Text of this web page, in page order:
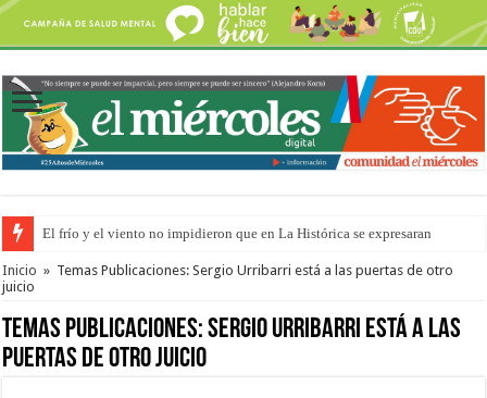
El frío y el viento no impidieron que en La Histórica se expresaran
OSER: Frigerio aseguró que mejoraron el servicio, redujeron el déficit en
Inicio » Temas Publicaciones: Sergio Urribarri está a las puertas de otro
juicio
Temas Publicaciones:Sergio Urribarri está a las
puertas de otro juicio